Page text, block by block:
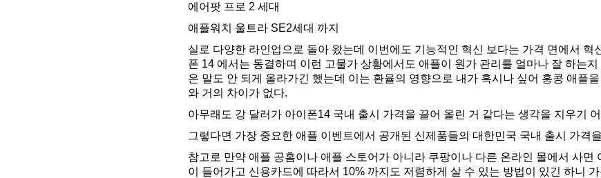
에어팟 프로 2 세대
애플워치 울트라 SE2세대 까지
실로 다양한 라인업으로 돌아 왔는데 이번에도 기능적인 혁신 보다는 가격 면에서 혁
폰 14 에서는 동결하며 이런 고물가 상황에서도 애플이 원가 관리를 얼마나 잘 하는
은 말도 안 되게 올라가긴 했는데 이는 환율의 영향으로 내가 혹시나 싶어 홍콩 애플
와 거의 차이가 없다.
아무래도 강 달러가 아이폰14 국내 출시 가격을 끌어 올린 거 같다는 생각을 지우기
그렇다면 가장 중요한 애플 이벤트에서 공개된 신제품들의 대한민국 국내 출시 가격
참고로 만약 애플 공홈이나 애플 스토어가 아니라 쿠팡이나 다른 온라인 몰에서 사면
이 들어가고 신용카드에 따라서 10% 까지도 저렴하게 살 수 있는 방법이 있긴 하니